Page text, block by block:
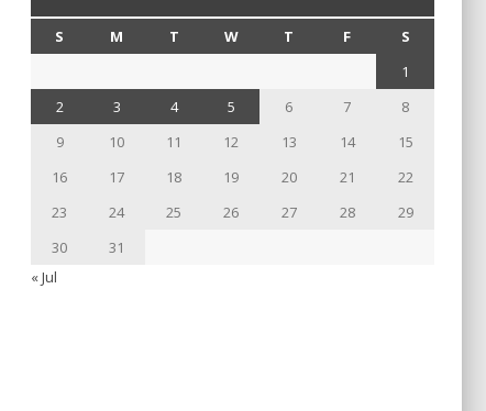
S M T W T F
S
1
2
3 4 5 6 7
8
9
10 11 12 13 14
15
16
17 18 19 20 21
22
23
24 25 26 27 28
29
30
31
« Jul